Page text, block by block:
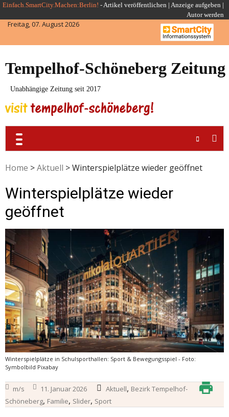
Skip
to
content
Einfach.SmartCity.Machen:Berlin! -Artikel veröffentlichen | Anzeige aufgeben |
Autor werden
Freitag, 07. August 2026
Tempelhof-Schöneberg Zeitung
Unabhängige Zeitung seit 2017
Home >Aktuell >Winterspielplätze wieder geöffnet
Winterspielplätze wieder
geöffnet
Winterspielplätze in Schulsporthallen: Sport & Bewegungsspiel - Foto:
Symbolbild Pixabay
m/s 11. Januar 2026 Aktuell, Bezirk Tempelhof-
Schöneberg, Familie, Slider, Sport